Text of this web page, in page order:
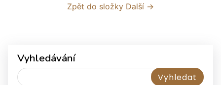
Zpět do složky Další →
Vyhledávání